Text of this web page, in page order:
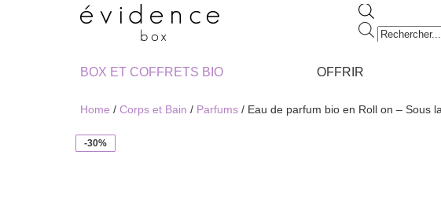
Recherche
de
BOX ET COFFRETS BIO
OFFRIR
Home / Corps et Bain / Parfums / Eau de parfum bio en Roll on – Sous
-30%